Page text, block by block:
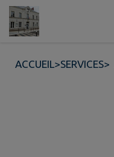
Contenu
ACCUEIL>SERVICES>